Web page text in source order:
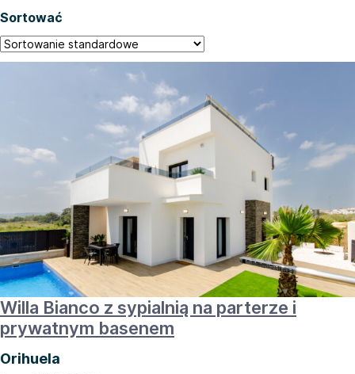
Sortować
Willa Bianco z sypialnią na parterze i
prywatnym basenem
Orihuela